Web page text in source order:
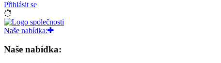
Přihlásit se
Naše nabídka:
Naše nabídka: